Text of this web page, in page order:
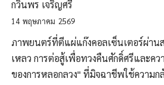
กวินพร เจริญศรี
14 พฤษภาคม 2569
ภาพยนตร์ที่ตีแผ่แก๊งคอลเซ็นเตอร์ผ่าน
เหลว การต่อสู้เพื่อทวงคืนศักดิ์ศรีและค
ของการหลอกลวง" ที่มิจฉาชีพใช้ความ